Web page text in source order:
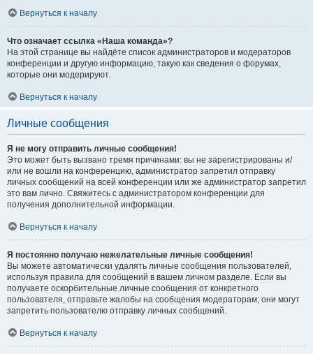
Вернуться к началу
Что означает ссылка «Наша команда»?
На этой странице вы найдёте список администраторов и модераторов
конференции и другую информацию, такую как сведения о форумах,
которые они модерируют.
Вернуться к началу
Личные сообщения
Я не могу отправить личные сообщения!
Это может быть вызвано тремя причинами: вы не зарегистрированы и/
или не вошли на конференцию, администратор запретил отправку
личных сообщений на всей конференции или же администратор запретил
это вам лично. Свяжитесь с администратором конференции для
получения дополнительной информации.
Вернуться к началу
Я постоянно получаю нежелательные личные сообщения!
Вы можете автоматически удалять личные сообщения пользователей,
используя правила для сообщений в вашем личном разделе. Если вы
получаете оскорбительные личные сообщения от конкретного
пользователя, отправьте жалобы на сообщения модераторам; они могут
запретить пользователю отправку личных сообщений.
Вернуться к началу